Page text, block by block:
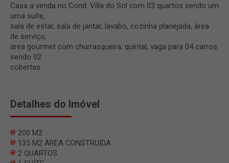
Casa a venda no Cond. Villa do Sol com 03 quartos sendo um
uma suíte,
sala de estar, sala de jantar, lavabo, cozinha planejada, área
de serviço,
área gourmet com churrasqueira, quintal, vaga para 04 carros
sendo 02
cobertas.
Detalhes do Imóvel
200 M2
135 M2 ÀREA CONSTRUIDA
2 QUARTOS